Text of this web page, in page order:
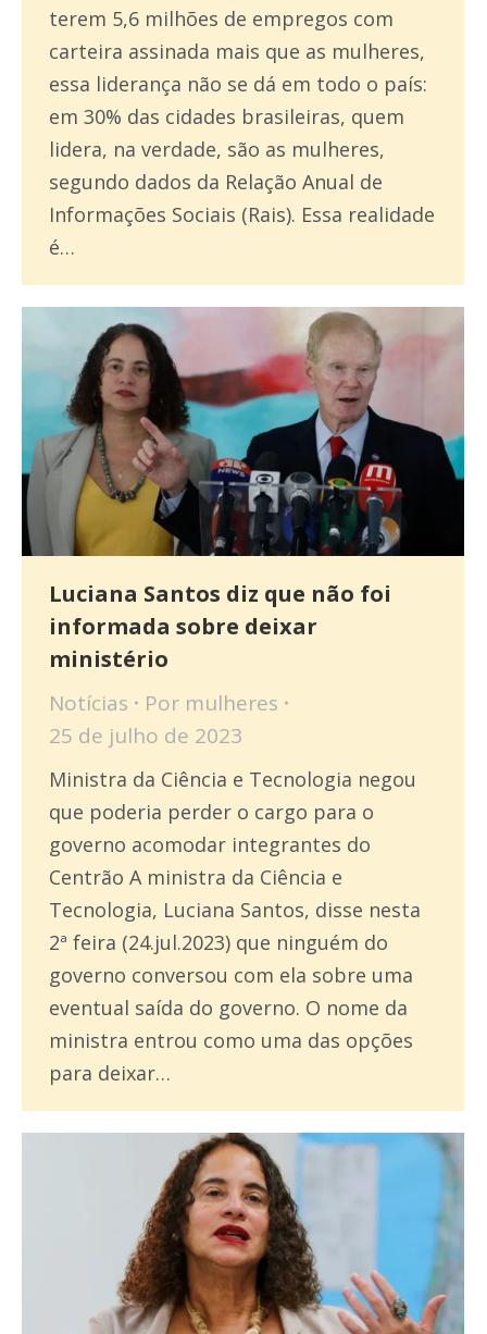
terem 5,6 milhões de empregos com
carteira assinada mais que as mulheres,
essa liderança não se dá em todo o país:
em 30% das cidades brasileiras, quem
lidera, na verdade, são as mulheres,
segundo dados da Relação Anual de
Informações Sociais (Rais). Essa realidade
é…
Luciana Santos diz que não foi
informada sobre deixar
ministério
Notícias Por mulheres
25 de julho de 2023
Ministra da Ciência e Tecnologia negou
que poderia perder o cargo para o
governo acomodar integrantes do
Centrão A ministra da Ciência e
Tecnologia, Luciana Santos, disse nesta
2ª feira (24.jul.2023) que ninguém do
governo conversou com ela sobre uma
eventual saída do governo. O nome da
ministra entrou como uma das opções
para deixar…